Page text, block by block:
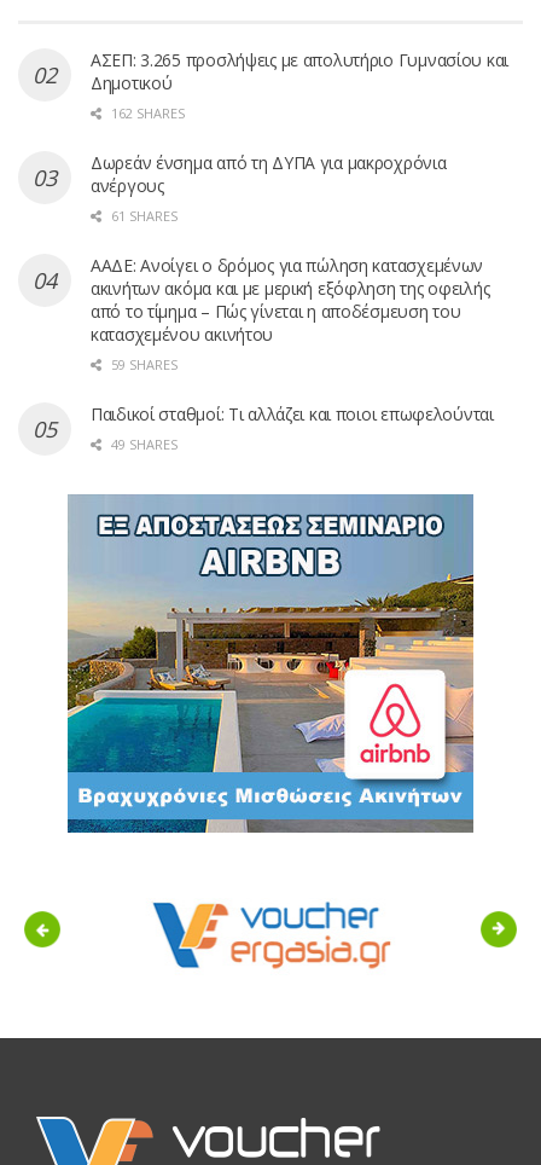
ΑΣΕΠ: 3.265 προσλήψεις με απολυτήριο Γυμνασίου και
Δημοτικού
162 SHARES
Δωρεάν ένσημα από τη ΔΥΠΑ για μακροχρόνια
ανέργους
61 SHARES
ΑΑΔΕ: Ανοίγει ο δρόμος για πώληση κατασχεμένων
ακινήτων ακόμα και με μερική εξόφληση της οφειλής
από το τίμημα – Πώς γίνεται η αποδέσμευση του
κατασχεμένου ακινήτου
59 SHARES
Παιδικοί σταθμοί: Τι αλλάζει και ποιοι επωφελούνται
49 SHARES
Previous Next